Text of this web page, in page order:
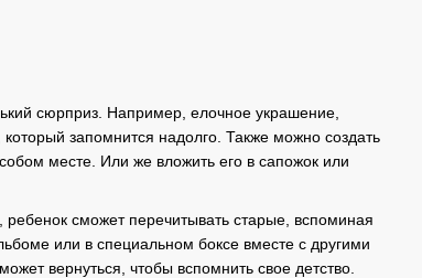
сюрприз. Например, елочное украшение,
запомнится надолго. Также можно создать
месте. Или же вложить его в сапожок или
сможет перечитывать старые, вспоминая
или в специальном боксе вместе с другими
вернуться, чтобы вспомнить свое детство.